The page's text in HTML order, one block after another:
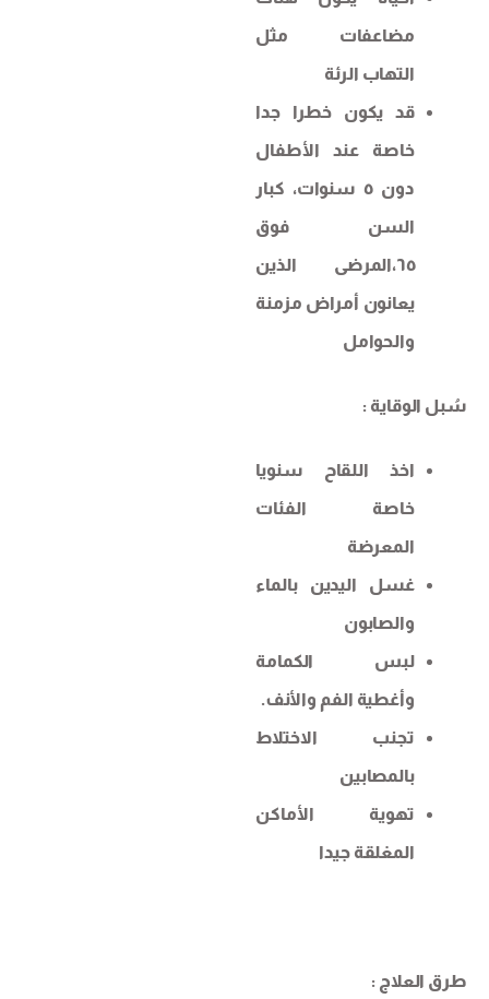
مضاعفات مثل
التهاب الرئة
قد يكون خطرا جدا
خاصة عند الأطفال
دون ٥ سنوات، كبار
السن فوق
٦٥،المرضى الذين
يعانون أمراض مزمنة
والحوامل
سُبل الوقاية :
اخذ اللقاح سنويا
خاصة الفئات
المعرضة
غسل اليدين بالماء
والصابون
لبس الكمامة
وأغطية الفم والأنف.
تجنب الاختلاط
بالمصابين
تهوية الأماكن
المغلقة جيدا
طرق العلاج :